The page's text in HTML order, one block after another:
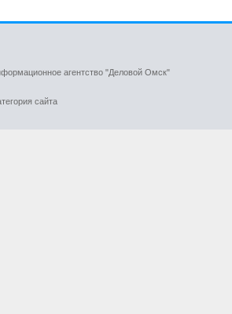
агентство "Деловой Омск"
сайта